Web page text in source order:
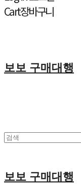
Cart장바구니
보보 구매대행
보보 구매대행